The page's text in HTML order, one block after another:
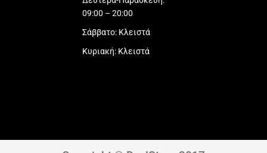
09:00 – 20:00
Σάββατο: Κλειστά
Κυριακή: Κλειστά